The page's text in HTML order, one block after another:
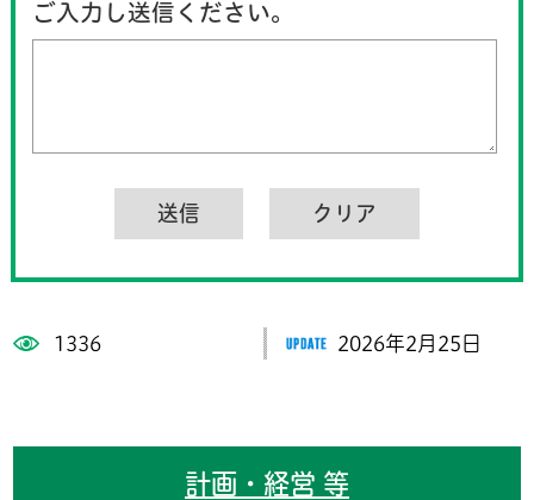
ご入力し送信ください。
1336 2026年2月25日
計画・経営 等